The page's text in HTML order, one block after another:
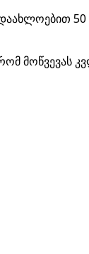
მოწვევას